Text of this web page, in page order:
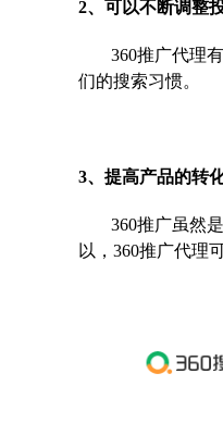
2、可以不断调整
360推广代理
们的搜索习惯。
3、提高产品的转
360推广虽然
以，360推广代理